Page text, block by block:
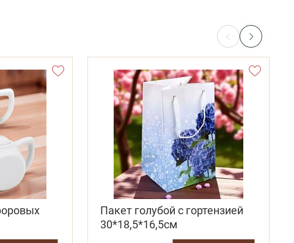
Пакет голубой с гортензией
30*18,5*16,5см